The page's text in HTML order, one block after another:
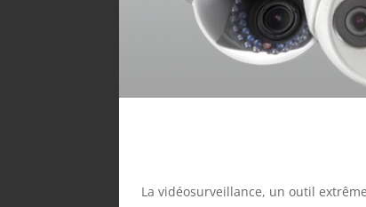
La vidéosurveillance, un outil